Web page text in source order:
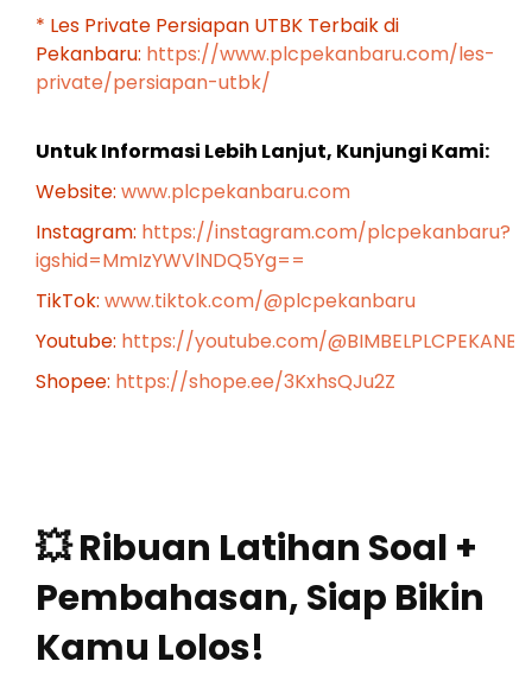
* Les Private Persiapan UTBK Terbaik di
Pekanbaru: https://www.plcpekanbaru.com/les-
private/persiapan-utbk/
Untuk Informasi Lebih Lanjut, Kunjungi Kami:
Website: www.plcpekanbaru.com
Instagram: https://instagram.com/plcpekanbaru?
igshid=MmIzYWVlNDQ5Yg==
TikTok: www.tiktok.com/@plcpekanbaru
Youtube: https://youtube.com/
Shopee: https://shope.ee/3KxhsQJu2Z
💥 Ribuan Latihan Soal +
Pembahasan, Siap Bikin
Kamu Lolos!